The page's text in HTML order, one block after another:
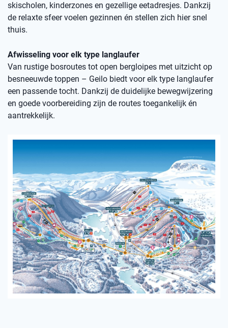
skischolen, kinderzones en gezellige eetadresjes. Dankzij
de relaxte sfeer voelen gezinnen én stellen zich hier snel
thuis.
Afwisseling voor elk type langlaufer
Van rustige bosroutes tot open bergloipes met uitzicht op
besneeuwde toppen – Geilo biedt voor elk type langlaufer
een passende tocht. Dankzij de duidelijke bewegwijzering
en goede voorbereiding zijn de routes toegankelijk én
aantrekkelijk.